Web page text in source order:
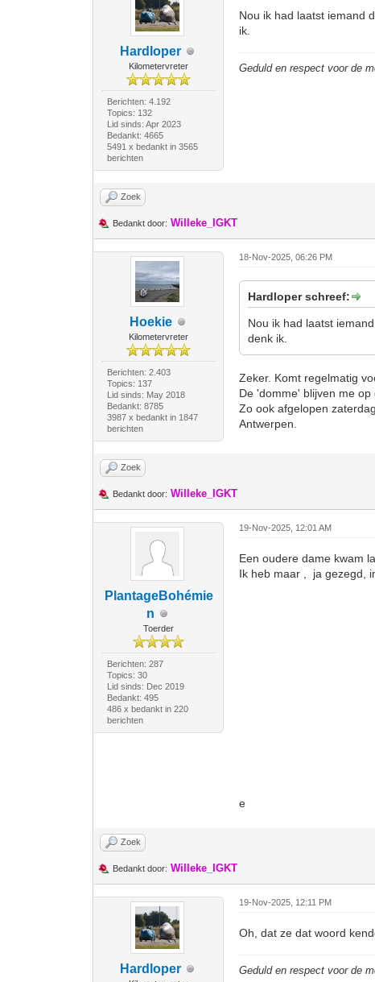
Hardloper
Kilometervreter
Berichten: 4.192
Topics: 132
Lid sinds: Apr 2023
Bedankt: 4665
5491 x bedankt in 3565
berichten
Nou ik had laatst iemand
ik.
Geduld en respect voor de
Zoek
Bedankt door: Willeke_IGKT
Hoekie
Kilometervreter
Berichten: 2.403
Topics: 137
Lid sinds: May 2018
Bedankt: 8785
3987 x bedankt in 1847
berichten
18-Nov-2025, 06:26 PM
Hardloper schreef:
Nou ik had laatst
denk ik.
Zeker. Komt regelmatig
De 'domme' blijven me
Zo ook afgelopen
Antwerpen.
Zoek
Bedankt door: Willeke_IGKT
PlantageBohémie
n
Toerder
Berichten: 287
Topics: 30
Lid sinds: Dec 2019
Bedankt: 495
486 x bedankt in 220
berichten
19-Nov-2025, 12:01 AM
Een oudere dame kwam
Ik heb maar , ja gezegd,
e
Zoek
Bedankt door: Willeke_IGKT
Hardloper
19-Nov-2025, 12:11 PM
Oh, dat ze dat woord
Geduld en respect voor de